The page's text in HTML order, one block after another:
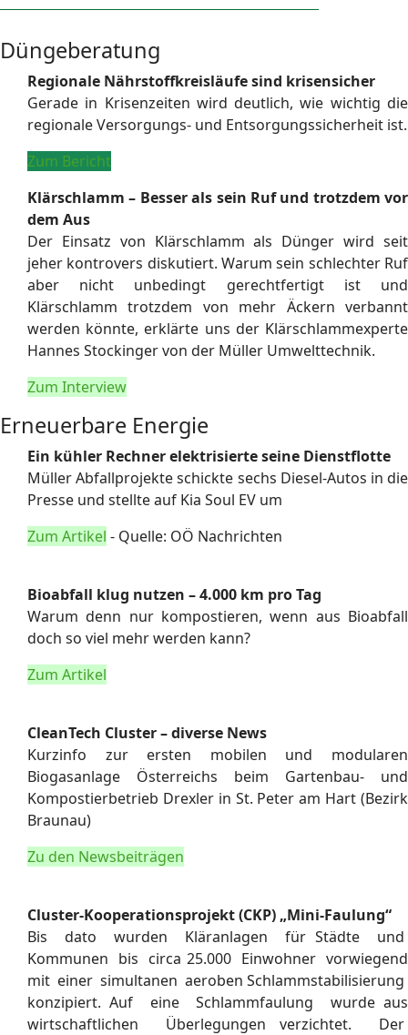
Düngeberatung
Regionale Nährstoffkreisläufe sind krisensicher
Gerade in Krisenzeiten wird deutlich, wie wichtig die
regionale Versorgungs- und Entsorgungssicherheit ist.
Zum Bericht
Klärschlamm – Besser als sein Ruf und trotzdem vor
dem Aus
Der Einsatz von Klärschlamm als Dünger wird seit
jeher kontrovers diskutiert. Warum sein schlechter Ruf
aber nicht unbedingt gerechtfertigt ist und
Klärschlamm trotzdem von mehr Äckern verbannt
werden könnte, erklärte uns der Klärschlammexperte
Hannes Stockinger von der Müller Umwelttechnik.
Zum Interview
Erneuerbare Energie
Ein kühler Rechner elektrisierte seine Dienstflotte
Müller Abfallprojekte schickte sechs Diesel-Autos in die
Presse und stellte auf Kia Soul EV um
Zum Artikel - Quelle: OÖ Nachrichten
Bioabfall klug nutzen – 4.000 km pro Tag
Warum denn nur kompostieren, wenn aus Bioabfall
doch so viel mehr werden kann?
Zum Artikel
CleanTech Cluster – diverse News
Kurzinfo zur ersten mobilen und modularen
Biogasanlage Österreichs beim Gartenbau- und
Kompostierbetrieb Drexler in St. Peter am Hart (Bezirk
Braunau)
Zu den Newsbeiträgen
Cluster-Kooperationsprojekt (CKP) „Mini-Faulung“
Bis dato wurden Kläranlagen für Städte und
Kommunen bis circa 25.000 Einwohner vorwiegend
mit einer simultanen aeroben Schlammstabilisierung
konzipiert. Auf eine Schlammfaulung wurde aus
wirtschaftlichen Überlegungen verzichtet. Der